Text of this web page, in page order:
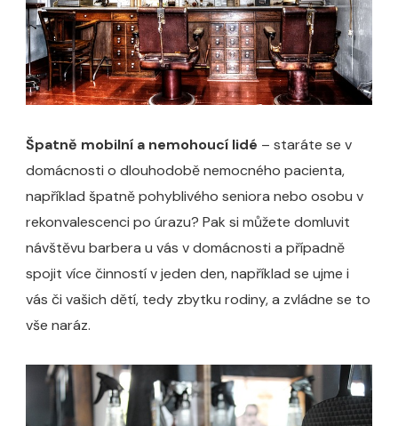
Špatně mobilní a nemohoucí lidé – staráte se v
domácnosti o dlouhodobě nemocného pacienta,
například špatně pohyblivého seniora nebo osobu v
rekonvalescenci po úrazu? Pak si můžete domluvit
návštěvu barbera u vás v domácnosti a případně
spojit více činností v jeden den, například se ujme i
vás či vašich dětí, tedy zbytku rodiny, a zvládne se to
vše naráz.